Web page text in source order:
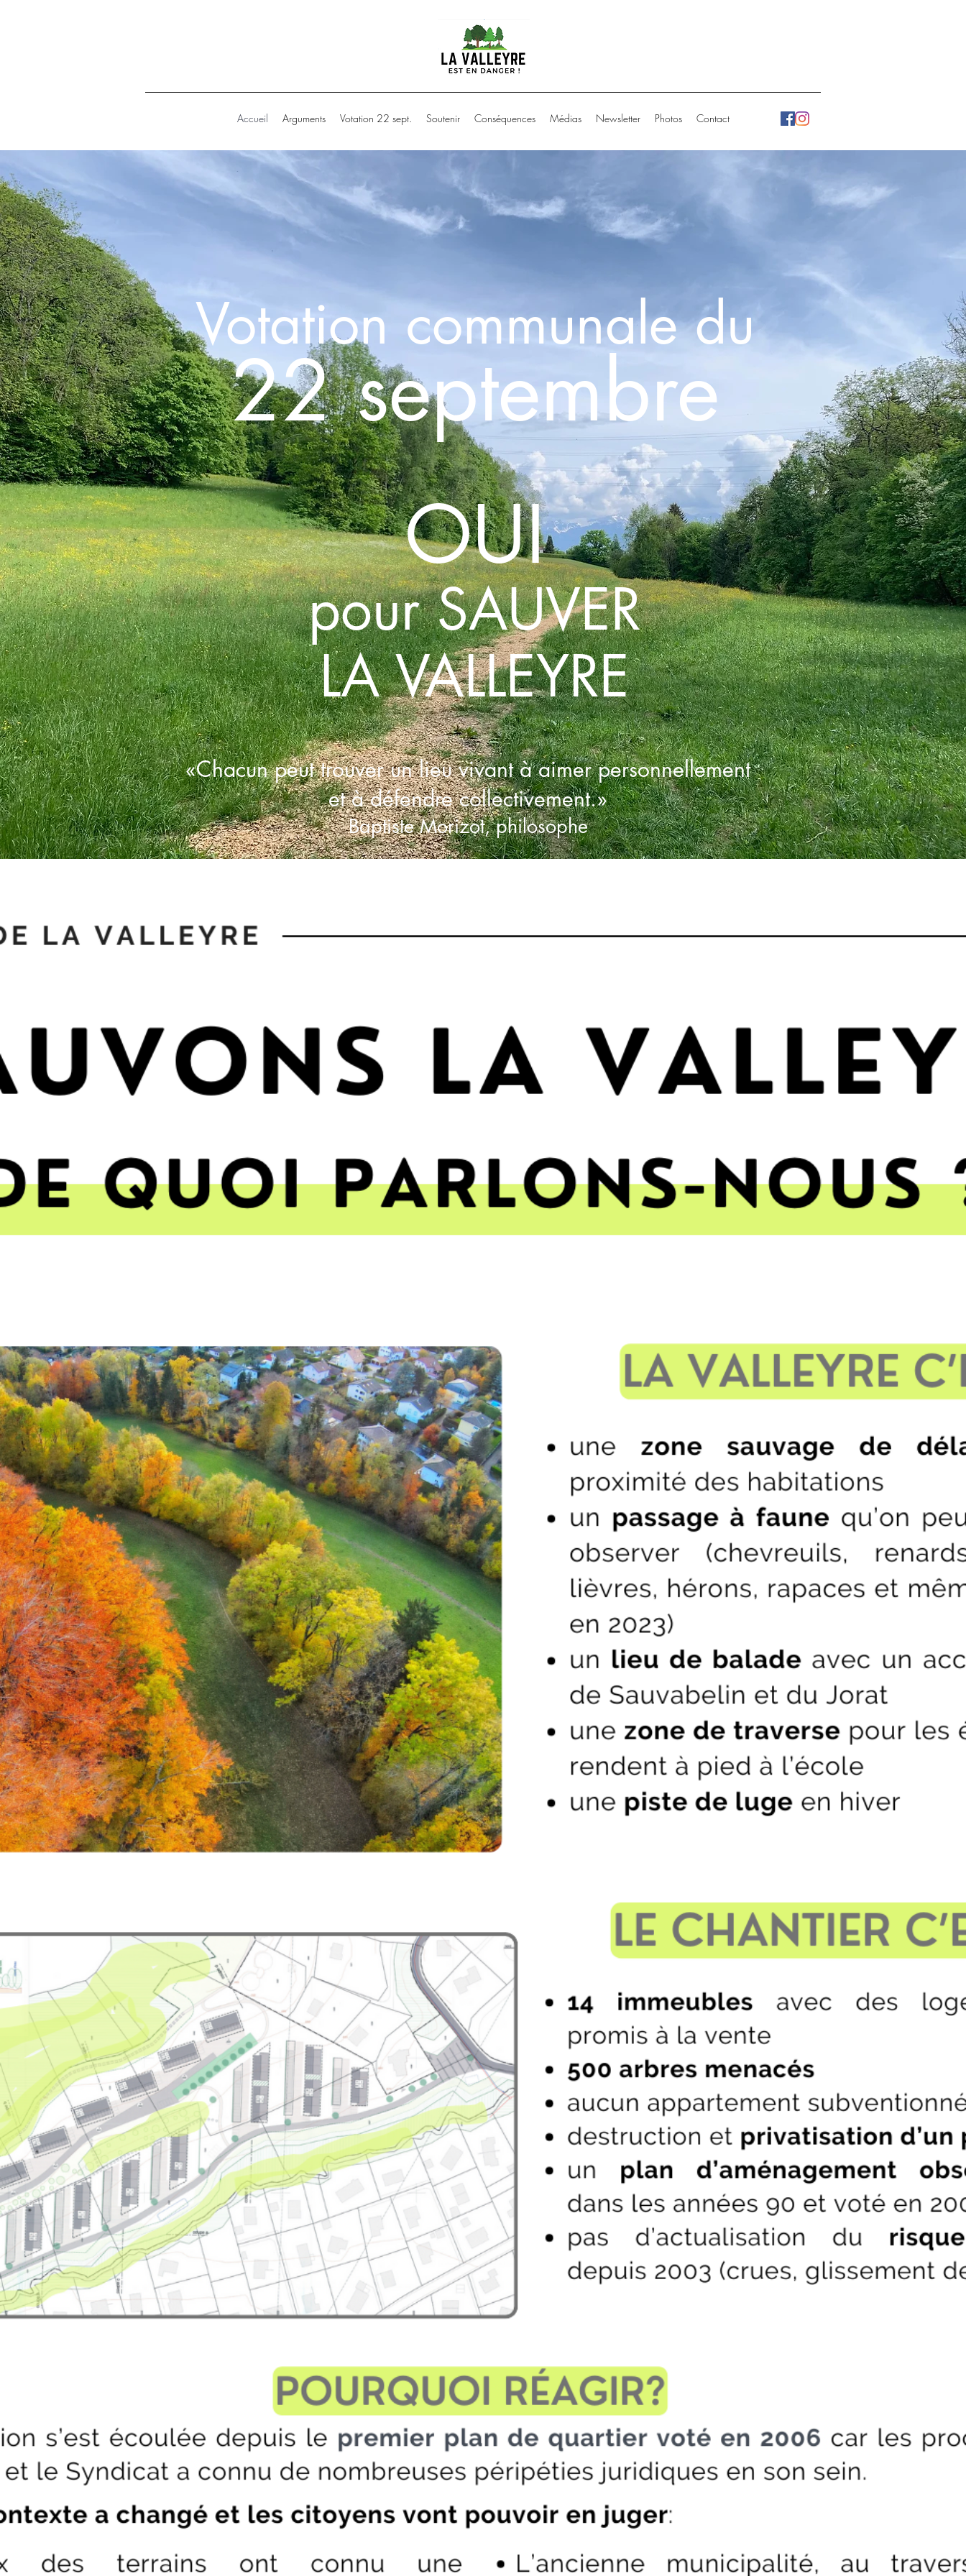
Accueil Arguments Votation 22 sept. Soutenir Conséquences Médias Newsletter Photos Contact
Votation communale du
22 septembre
OUI
pour SAUVER
LA VALLEYRE
«Chacun peut trouver un lieu vivant à aimerpersonnellement
et à défendre collectivement.»
Baptiste Morizot, philosophe